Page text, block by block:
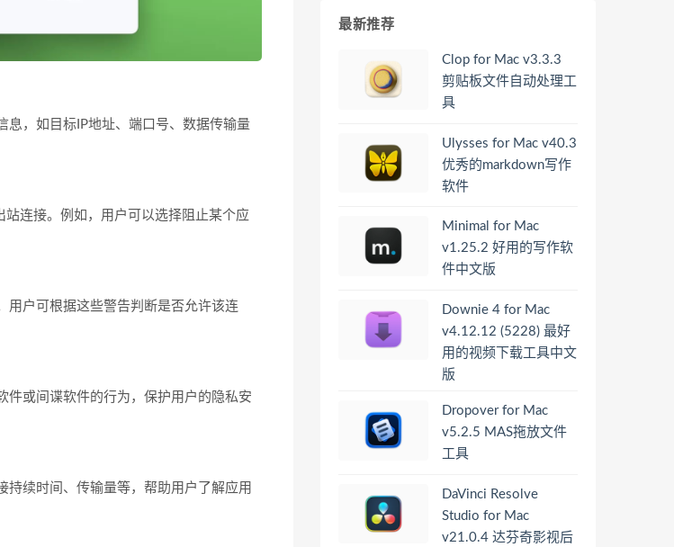
息，如目标IP地址、端口号、数据传输量
连接。例如，用户可以选择阻止某个应
用户可根据这些警告判断是否允许该连
件或间谍软件的行为，保护用户的隐私安
持续时间、传输量等，帮助用户了解应用
最新推荐
Clop for Mac v3.3.3
剪贴板文件自动处理工
具
Ulysses for Mac v40.3
优秀的markdown写作
软件
Minimal for Mac
v1.25.2 好用的写作软
件中文版
Downie 4 for Mac
v4.12.12 (5228) 最好
用的视频下载工具中文
版
Dropover for Mac
v5.2.5 MAS拖放文件
工具
DaVinci Resolve
Studio for Mac
v21.0.4 达芬奇影视后